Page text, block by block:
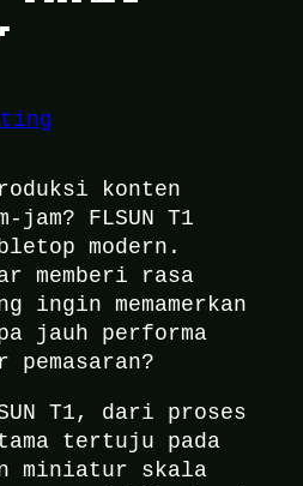
konten
jam? FLSUN T1
modern.
memberi rasa
memamerkan
jauh performa
T1, dari proses
tertuju pada
miniatur skala